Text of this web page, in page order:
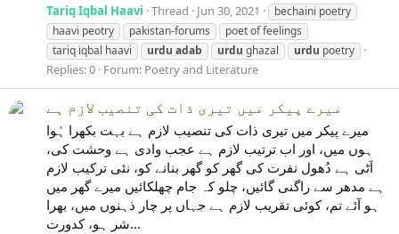
Tariq Iqbal Haavi Thread Jun 30, 2021
bechaini poetry
haavi peotry
pakistan-forums
poet of feelings
tariq iqbal haavi
urdu adab urdu ghazal urdu poetry
Replies: 0 Forum: Poetry and Literature
میرے پیکر میں تیری ذات کی تنصیب لازم ہے
میرے پیکر میں تیری ذات کی تنصیب لازم ہے بہت بکھرا ہُوا
ہوں میں، اور اب ترتیب لازم ہے عجب وادی ہے وحشت کی،
اَٹی ہے دُھول نفرت کی گھر کو گھر بنانے کو، نئی ترکیب لازم
ہے مدھر سے راگنی گائیں، چلو کہ جام چھلکائیں میرے گھر میں
ہو آئے تم، کوئی تقریب لازم ہے جہاں پر چار ذہنوں میں، بھرا
شر ہو، کدورت...